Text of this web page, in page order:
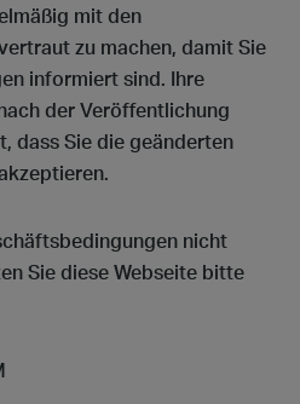
mit den
zu machen, damit Sie
informiert sind. Ihre
der Veröffentlichung
dass Sie die geänderten
nicht
Sie diese Webseite bitte